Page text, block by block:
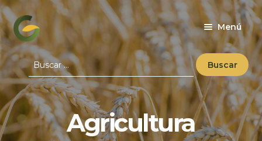
Ir
a
la
navegación
Ir
al
contenido
Menú
Buscar:
Agricultura